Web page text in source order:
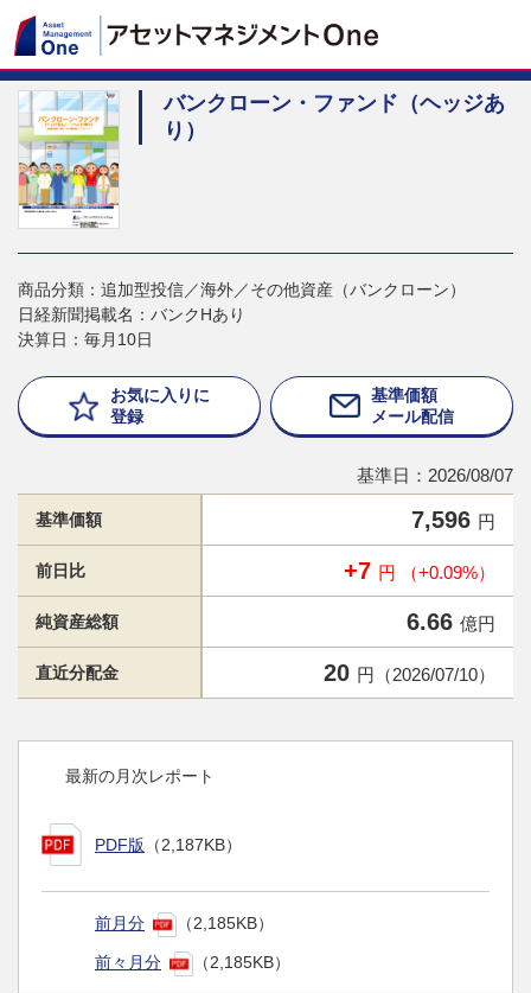
バンクローン・ファンド（ヘッジあ
り）
商品分類：追加型投信／海外／その他資産（バンクローン）
日経新聞掲載名：バンクHあり
決算日：毎月10日
お気に入りに
登録
基準価額
メール配信
基準日：2026/08/07
基準価額 7,596 円
前日比 +7 円 （+0.09%）
純資産総額 6.66 億円
直近分配金 20 円（2026/07/10）
最新の月次レポート
PDF版 （2,187KB）
前月分 （2,185KB）
前々月分 （2,185KB）